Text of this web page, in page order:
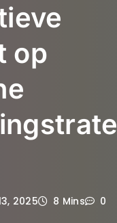
op
2025 8 Mins 0